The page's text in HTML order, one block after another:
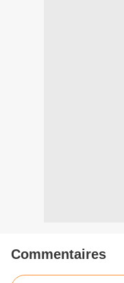
Commentaires